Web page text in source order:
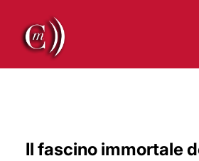
Il fascino immortale